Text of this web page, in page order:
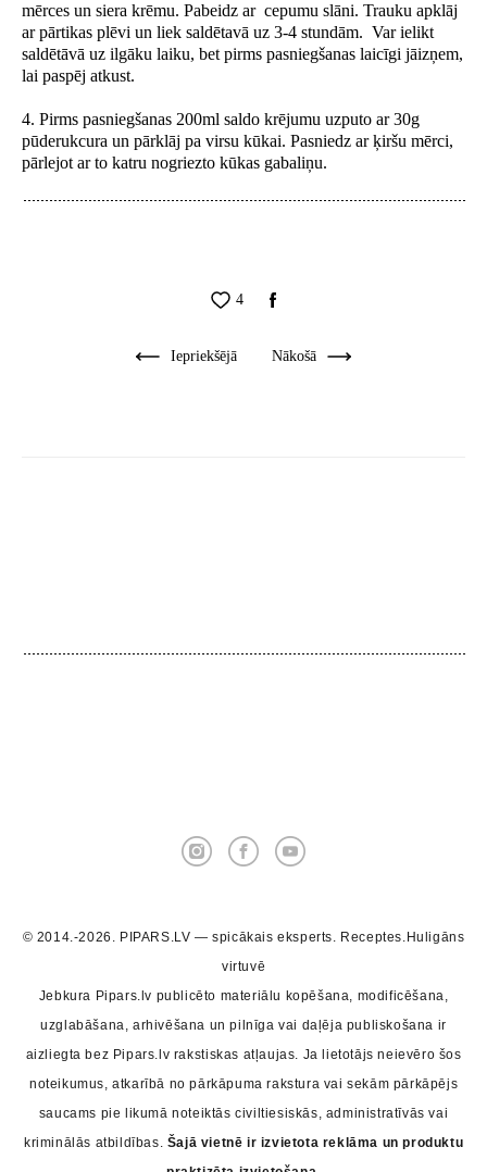
mērces un siera krēmu. Pabeidz ar cepumu slāni. Trauku apklāj
ar pārtikas plēvi un liek saldētavā uz 3-4 stundām. Var ielikt
saldētāvā uz ilgāku laiku, bet pirms pasniegšanas laicīgi jāizņem,
lai paspēj atkust.
4. Pirms pasniegšanas 200ml saldo krējumu uzputo ar 30g
pūderukcura un pārklāj pa virsu kūkai. Pasniedz ar ķiršu mērci,
pārlejot ar to katru nogriezto kūkas gabaliņu.
4
Iepriekšējā Nākošā
© 2014.-2026. PIPARS.LV — spicākais eksperts. Receptes.Huligāns
virtuvē
Jebkura Pipars.lv publicēto materiālu kopēšana, modificēšana,
uzglabāšana, arhivēšana un pilnīga vai daļēja publiskošana ir
aizliegta bez Pipars.lv rakstiskas atļaujas. Ja lietotājs neievēro šos
noteikumus, atkarībā no pārkāpuma rakstura vai sekām pārkāpējs
saucams pie likumā noteiktās civiltiesiskās, administratīvās vai
kriminālās atbildības. Šajā vietnē ir izvietota reklāma un produktu